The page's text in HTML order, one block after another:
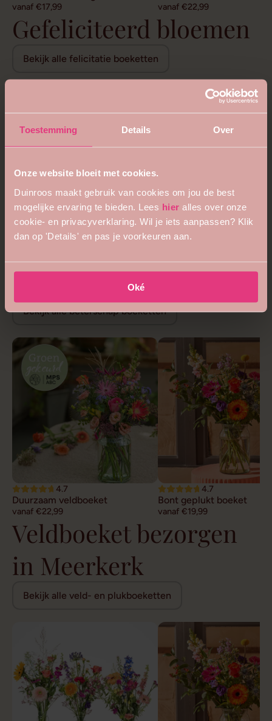
Toestemming Details Over
Onze website bloeit met cookies.
Duinroos maakt gebruik van cookies om jou de best
mogelijke ervaring te bieden. Lees hier alles over onze
cookie- en privacyverklaring. Wil je iets aanpassen? Klik
dan op 'Details' en pas je voorkeuren aan.
Oké
vanaf €17,99 vanaf €22,99
Gefeliciteerd bloemen
Bekijk alle felicitatie boeketten
5
vanaf €68,99 vanaf €26,99
Beterschap bloemen
Bekijk alle beterschap boeketten
4.7
Duurzaam veldboeket
vanaf €22,99
4.7
Bont geplukt boeket
vanaf €19,99
Veldboeket bezorgen
in Meerkerk
Bekijk alle veld- en plukboeketten